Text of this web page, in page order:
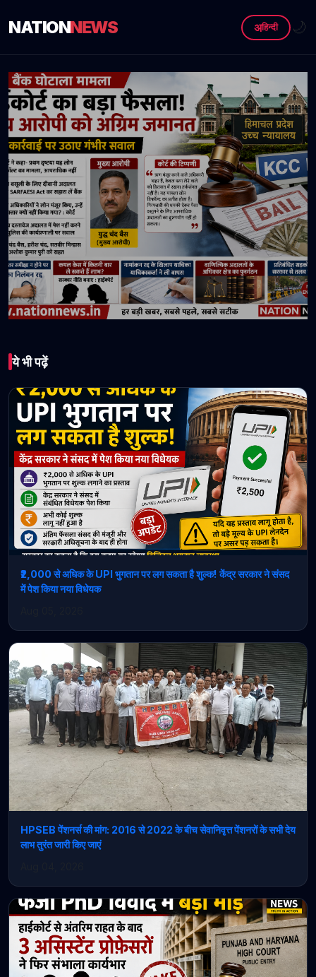
NATIONNEWS अहिन्दी 🌙
KCC बैंक घोटाले में हाईकोर्ट
का बड़ा झटका! मुख्य आरोपी को
अग्रिम जमानत, पुलिस कार्रवाई
पर उठाए सवाल
May 15, 2026 • 1 min read
ये भी पढ़ें
₹2,000 से अधिक के UPI भुगतान पर लग सकता है शुल्क! केंद्र सरकार ने संसद
में पेश किया नया विधेयक
HPSEB पेंशनर्स की मांग: 2016 से 2022 के बीच सेवानिवृत्त पेंशनरों के सभी देय
लाभ तुरंत जारी किए जाएं